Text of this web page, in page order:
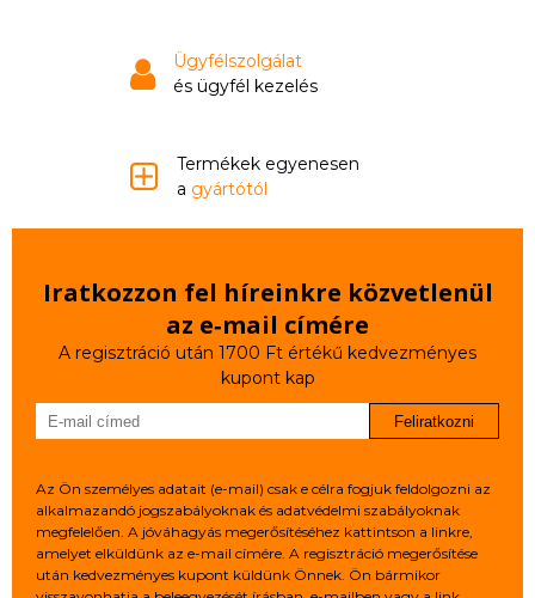
Ügyfélszolgálat
és ügyfél kezelés
Termékek egyenesen
a gyártótól
Iratkozzon fel híreinkre közvetlenül
az e‑mail címére
A regisztráció után 1700 Ft értékű kedvezményes
kupont kap
Feliratkozni
Az Ön személyes adatait (e-mail) csak e célra fogjuk feldolgozni az
alkalmazandó jogszabályoknak és adatvédelmi szabályoknak
megfelelően. A jóváhagyás megerősítéséhez kattintson a linkre,
amelyet elküldünk az e-mail címére. A regisztráció megerősítése
után kedvezményes kupont küldünk Önnek. Ön bármikor